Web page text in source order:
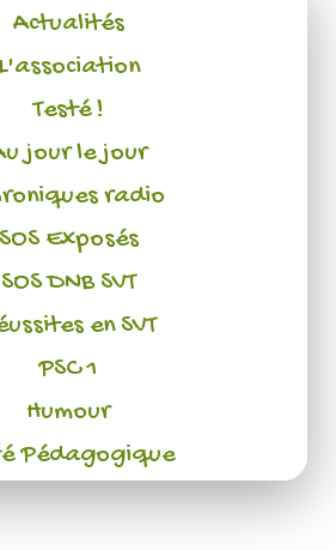
Actualités
L'association
Testé !
jour le jour
radio
SOS Exposés
SOS DNB SVT
en SVT
PSC 1
Humour
Pédagogique